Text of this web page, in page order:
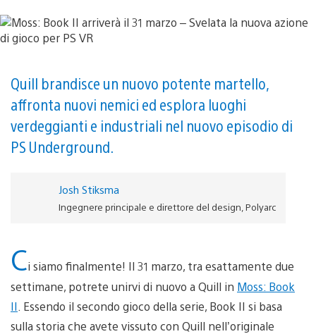
Quill brandisce un nuovo potente martello,
affronta nuovi nemici ed esplora luoghi
verdeggianti e industriali nel nuovo episodio di
PS Underground.
Josh Stiksma
Ingegnere principale e direttore del design, Polyarc
Ci siamo finalmente! Il 31 marzo, tra esattamente due
settimane, potrete unirvi di nuovo a Quill in Moss: Book
II . Essendo il secondo gioco della serie, Book II si basa
sulla storia che avete vissuto con Quill nell’originale